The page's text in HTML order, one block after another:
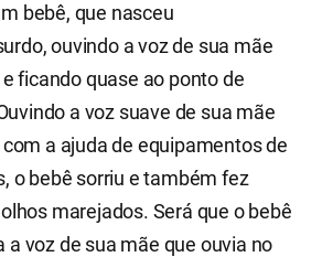
bebê, que nasceu
ouvindo a voz de sua mãe
ficando quase ao ponto de
a voz suave de sua mãe
a ajuda de equipamentos de
o bebê sorriu e também fez
marejados. Será que o bebê
voz de sua mãe que ouvia no